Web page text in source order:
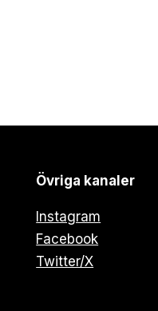
Övriga kanaler
Instagram
Facebook
Twitter/X